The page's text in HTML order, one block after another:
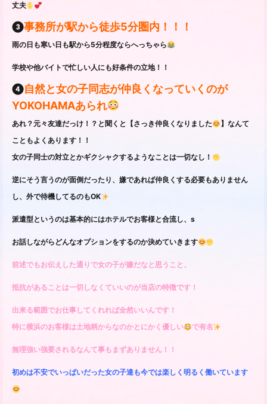
丈夫
❸事務所が駅から徒歩5分圏内！！！
雨の日も寒い日も駅から5分程度ならへっちゃら
学校や他バイトで忙しい人にも好条件の立地！！
❹自然と女の子同志が仲良くなっていくのが
YOKOHAMAあられ
あれ？元々友達だっけ！？と聞くと【さっき仲良くなりました
】なんて
こともよくあります！！
女の子同士の対立とかギクシャクするようなことは一切なし！
逆にそう言うのが面倒だったり、嫌であれば仲良くする必要もありません
し、外で待機してるのもOK
派遣型というのは基本的にはホテルでお客様と合流し、s
お話しながらどんなオプションをするのか決めていきます
前述でもお伝えした通りで女の子が嫌だなと思うこと、
抵抗があることは一切しなくていいのが当店の特徴です！
出来る範囲でお仕事してくれれば全然いいんです！
特に横浜のお客様は土地柄からなのかとにかく優しい
で有名
無理強い強要されるなんて事もまずありません！！
初めは不安でいっぱいだった女の子達も今では楽しく明るく働いています